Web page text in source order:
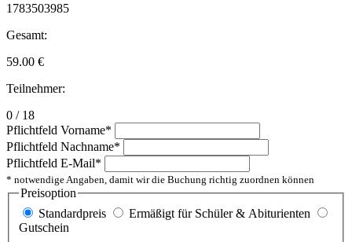
1783503985
Gesamt:
59.00 €
Teilnehmer:
0 / 18
Pflichtfeld Vorname*
Pflichtfeld Nachname*
Pflichtfeld E-Mail*
* notwendige Angaben, damit wir die Buchung richtig zuordnen können
Preisoption
Standardpreis
Ermäßigt für Schüler & Abiturienten
Gutschein